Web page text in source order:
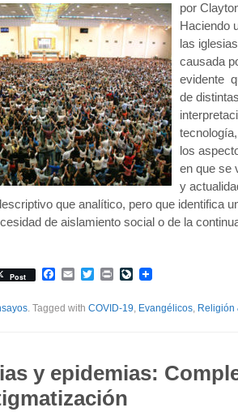
por
Haciendo
las
causada
evidente
de
los
en que se
y
que analítico, pero que identifica
de aislamiento social o de la
Post Facebook
EmailTwitterPrintLiveJournal
. Tagged with COVID-19, Evangélicos, Religión
y epidemias: